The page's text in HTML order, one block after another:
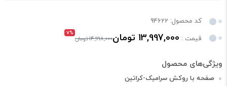
کد محصول: 94622
قیمت : 13,997,000 تومان 7%
14,998,000 تومان
صفحه با روکش سرامیک-کراتین